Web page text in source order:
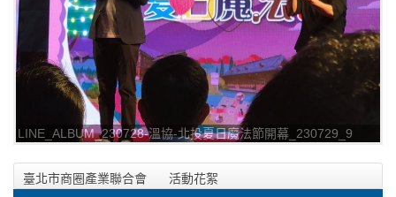
LINE_ALBUM_230728-溫協-北投夏日魔法節開幕_230729_9
臺北市商圈產業聯合會
活動花絮